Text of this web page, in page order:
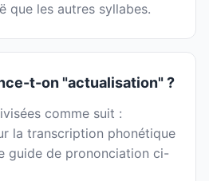
que les autres syllabes.
t-on "actualisation" ?
comme suit :
la transcription phonétique
guide de prononciation ci-